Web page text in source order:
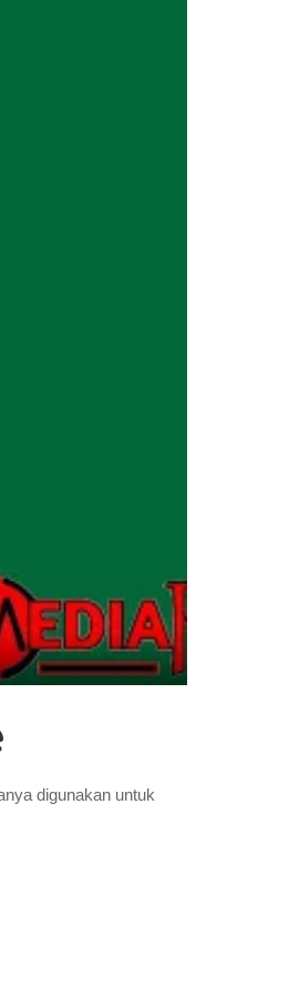
digunakan untuk